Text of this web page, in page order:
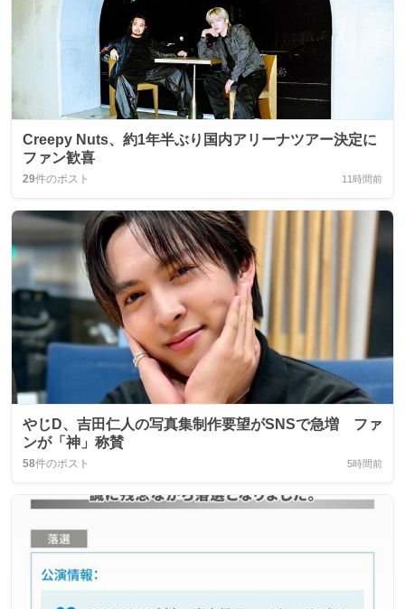
Creepy Nuts、約1年半ぶり国内アリーナツアー決定に
ファン歓喜
29件のポスト 11時間前
やじD、吉田仁人の写真集制作要望がSNSで急増 ファ
ンが「神」称賛
58件のポスト 5時間前